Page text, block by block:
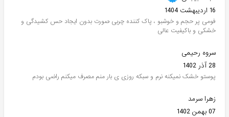
16 اردیبهشت 1404
فومی پر حجم و خوشبو ، پاک کننده چربی صورت بدون ایجاد حس کشیدگی و
خشکی و باکیفیت عالی
سروه رحیمی
28 آذر 1402
پوستو خشک نمیکنه نرم و سبکه روزی ی بار منم مصرف میکنم راضی بودم
زهرا سرمد
07 بهمن 1402